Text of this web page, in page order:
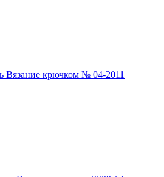
Вязание крючком № 04-2011